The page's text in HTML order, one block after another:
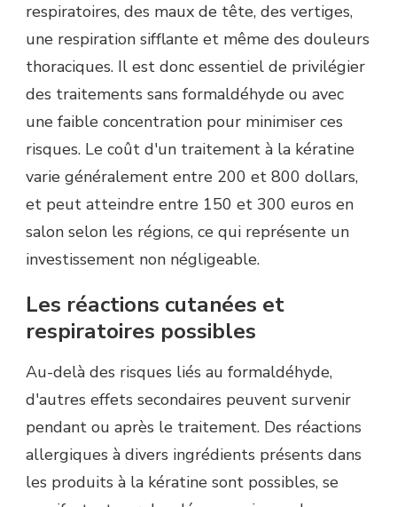
respiratoires, des maux de tête, des vertiges,
une respiration sifflante et même des douleurs
thoraciques. Il est donc essentiel de privilégier
des traitements sans formaldéhyde ou avec
une faible concentration pour minimiser ces
risques. Le coût d'un traitement à la kératine
varie généralement entre 200 et 800 dollars,
et peut atteindre entre 150 et 300 euros en
salon selon les régions, ce qui représente un
investissement non négligeable.
Les réactions cutanées et
respiratoires possibles
Au-delà des risques liés au formaldéhyde,
d'autres effets secondaires peuvent survenir
pendant ou après le traitement. Des réactions
allergiques à divers ingrédients présents dans
les produits à la kératine sont possibles, se